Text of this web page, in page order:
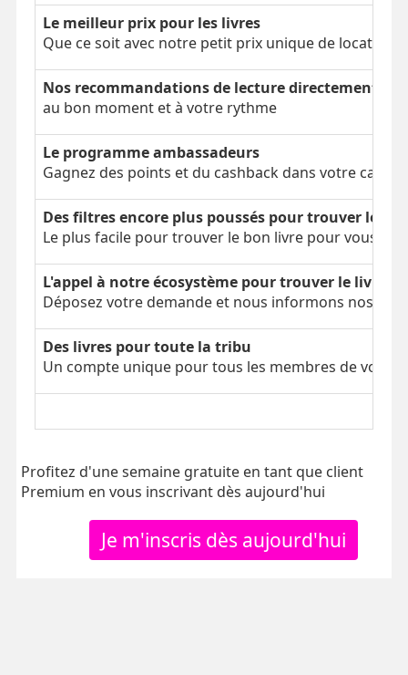
Le meilleur prix pour les livres
Que ce soit avec notre petit prix unique de location
Nos recommandations de lecture directement
au bon moment et à votre rythme
Le programme ambassadeurs
Gagnez des points et du cashback dans votre
Des filtres encore plus poussés pour trouver le
Le plus facile pour trouver le bon livre pour vous
L'appel à notre écosystème pour trouver le livre
Déposez votre demande et nous informons nos
Des livres pour toute la tribu
Un compte unique pour tous les membres de votre
Profitez d'une semaine gratuite en tant que client
Premium en vous inscrivant dès aujourd'hui
Je m'inscris dès aujourd'hui